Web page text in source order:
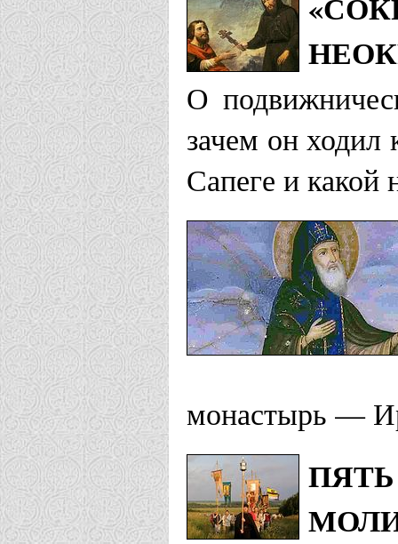
О
зачем он
Сапеге и какой
монастырь —